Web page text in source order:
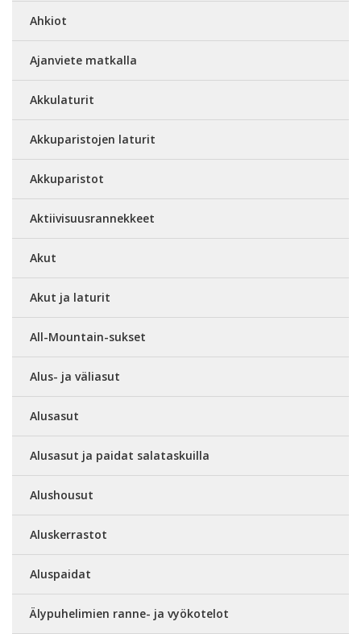
Ahkiot
Ajanviete matkalla
Akkulaturit
Akkuparistojen laturit
Akkuparistot
Aktiivisuusrannekkeet
Akut
Akut ja laturit
All-Mountain-sukset
Alus- ja väliasut
Alusasut
Alusasut ja paidat salataskuilla
Alushousut
Aluskerrastot
Aluspaidat
Älypuhelimien ranne- ja vyökotelot